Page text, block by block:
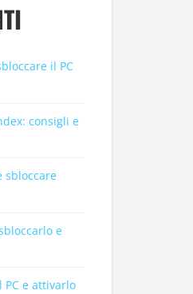
il PC
consigli e
sbloccare
e
PC e attivarlo